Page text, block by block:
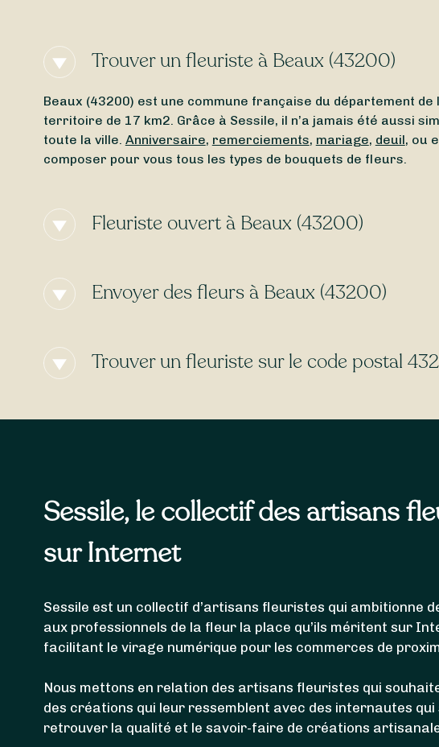
Trouver un fleuriste à Beaux (43200)
Beaux (43200) est une commune française du département de
territoire de 17 km2. Grâce à Sessile, il n’a jamais été aussi
toute la ville. Anniversaire, remerciements, mariage, deuil, ou
composer pour vous tous les types de bouquets de fleurs.
Fleuriste ouvert à Beaux (43200)
fleuriste ouvert autour de Beaux (43200), même ledimanche
Envoyer des fleurs à Beaux (43200)
selon l’heure de votre commande. Avec Sessile, trouvez des
gratuite selon les cas !
Trouver un fleuriste sur le code postal
livrer votre bouquet de fleurs àYssingeaux,Saint-Maurice-de-
Sessile, le collectif des artisans
sur Internet
Sessile est un collectif d’artisans fleuristes qui ambitionne
aux professionnels de la fleur la place qu’ils méritent sur
facilitant le virage numérique pour les commerces de
Nous mettons en relation des artisans fleuristes qui
des créations qui leur ressemblent avec des internautes
retrouver la qualité et le savoir-faire de créations